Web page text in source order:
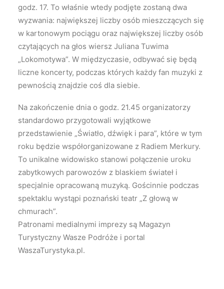
godz. 17. To właśnie wtedy podjęte zostaną dwa
wyzwania: największej liczby osób mieszczących się
w kartonowym pociągu oraz największej liczby osób
czytających na głos wiersz Juliana Tuwima
„Lokomotywa”. W międzyczasie, odbywać się będą
liczne koncerty, podczas których każdy fan muzyki z
pewnością znajdzie coś dla siebie.
Na zakończenie dnia o godz. 21.45 organizatorzy
standardowo przygotowali wyjątkowe
przedstawienie „Światło, dźwięk i para”, które w tym
roku będzie współorganizowane z Radiem Merkury.
To unikalne widowisko stanowi połączenie uroku
zabytkowych parowozów z blaskiem świateł i
specjalnie opracowaną muzyką. Gościnnie podczas
spektaklu wystąpi poznański teatr „Z głową w
chmurach”.
Patronami medialnymi imprezy są Magazyn
Turystyczny Wasze Podróże i portal
WaszaTurystyka.pl.